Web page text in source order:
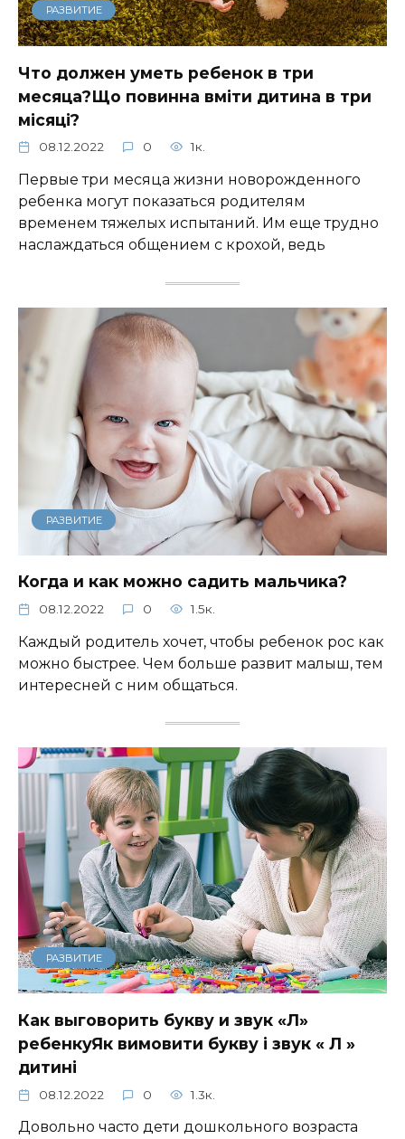
РАЗВИТИЕ
Что должен уметь ребенок в три
месяца?Що повинна вміти дитина в три
місяці?
08.12.2022 0 1к.
Первые три месяца жизни новорожденного
ребенка могут показаться родителям
временем тяжелых испытаний. Им еще трудно
наслаждаться общением с крохой, ведь
РАЗВИТИЕ
Когда и как можно садить мальчика?
08.12.2022 0 1.5к.
Каждый родитель хочет, чтобы ребенок рос как
можно быстрее. Чем больше развит малыш, тем
интересней с ним общаться.
РАЗВИТИЕ
Как выговорить букву и звук «Л»
ребенкуЯк вимовити букву і звук « Л »
дитині
08.12.2022 0 1.3к.
Довольно часто дети дошкольного возраста